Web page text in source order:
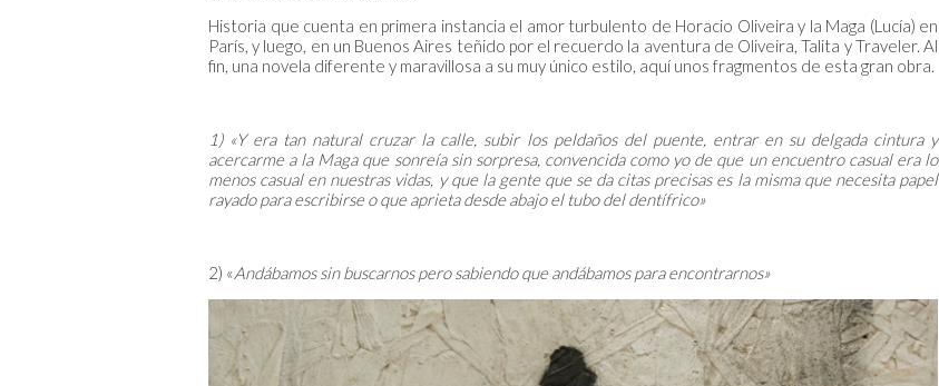
Historia que cuenta en primera instancia el amor turbulento de Horacio Oliveira y la Maga (Lucía) en
París, y luego, en un Buenos Aires teñido por el recuerdo la aventura de Oliveira, Talita y Traveler. Al
fin, una novela diferente y maravillosa a su muy único estilo, aquí unos fragmentos de esta gran obra.
1) «Y era tan natural cruzar la calle, subir los peldaños del puente, entrar en su delgada cintura y
acercarme a la Maga que sonreía sin sorpresa, convencida como yo de que un encuentro casual era lo
menos casual en nuestras vidas, y que la gente que se da citas precisas es la misma que necesita papel
rayado para escribirse o que aprieta desde abajo el tubo del dentífrico»
2) «Andábamos sin buscarnos pero sabiendo que andábamos para encontrarnos»